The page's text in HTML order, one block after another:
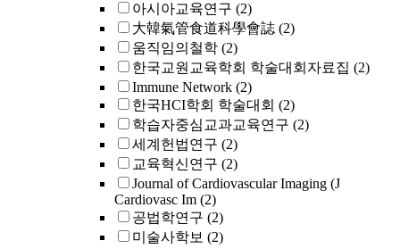
아시아교육연구 (2)
大韓氣管食道科學會誌 (2)
움직임의철학 (2)
한국교원교육학회 학술대회자료집 (2)
Immune Network (2)
한국HCI학회 학술대회 (2)
학습자중심교과교육연구 (2)
세계헌법연구 (2)
교육혁신연구 (2)
Journal of Cardiovascular Imaging (J
Cardiovasc Im (2)
공법학연구 (2)
미술사학보 (2)